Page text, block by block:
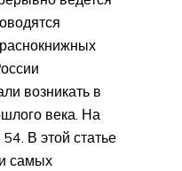
возникать в
века. На
В этой статье
самых